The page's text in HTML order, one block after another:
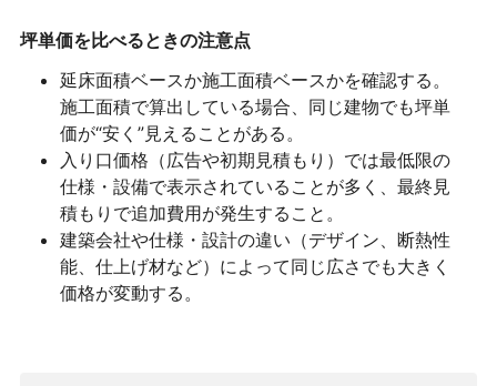
坪単価を比べるときの注意点
延床面積ベースか施工面積ベースかを確認する。
施工面積で算出している場合、同じ建物でも坪単
価が“安く”見えることがある。
入り口価格（広告や初期見積もり）では最低限の
仕様・設備で表示されていることが多く、最終見
積もりで追加費用が発生すること。
建築会社や仕様・設計の違い（デザイン、断熱性
能、仕上げ材など）によって同じ広さでも大きく
価格が変動する。